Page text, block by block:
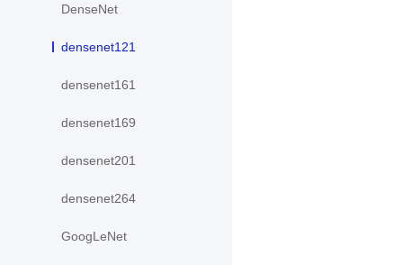
DenseNet
densenet121
densenet161
densenet169
densenet201
densenet264
GoogLeNet